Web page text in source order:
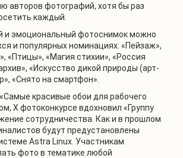
авторов фотографий, хотя бы раз
каждый.
и эмоциональный фотоснимок можно
и популярных номинациях: «Пейзаж»,
«Птицы», «Магия стихии», «Россия
«Искусство дикой природы (арт-
«Снято на смартфон».
красивые обои для рабочего
X фотоконкурсе вдохновил «Группу
сотрудничества. Как и в прошлом
будут предустановлены
Astra Linux. Участникам
фото в тематике любой